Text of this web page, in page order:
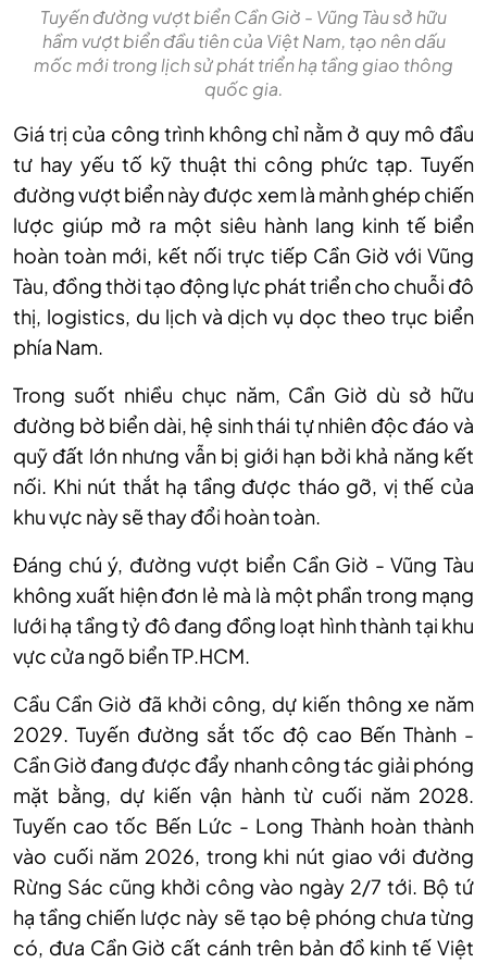
Tuyến đường vượt biển Cần Giờ - Vũng Tàu sở hữu
hầm vượt biển đầu tiên của Việt Nam, tạo nên dấu
mốc mới trong lịch sử phát triển hạ tầng giao thông
quốc gia.
Giá trị của công trình không chỉ nằm ở quy mô đầu
tư hay yếu tố kỹ thuật thi công phức tạp. Tuyến
đường vượt biển này được xem là mảnh ghép chiến
lược giúp mở ra một siêu hành lang kinh tế biển
hoàn toàn mới, kết nối trực tiếp Cần Giờ với Vũng
Tàu, đồng thời tạo động lực phát triển cho chuỗi đô
thị, logistics, du lịch và dịch vụ dọc theo trục biển
phía Nam.
Trong suốt nhiều chục năm, Cần Giờ dù sở hữu
đường bờ biển dài, hệ sinh thái tự nhiên độc đáo và
quỹ đất lớn nhưng vẫn bị giới hạn bởi khả năng kết
nối. Khi nút thắt hạ tầng được tháo gỡ, vị thế của
khu vực này sẽ thay đổi hoàn toàn.
Đáng chú ý, đường vượt biển Cần Giờ - Vũng Tàu
không xuất hiện đơn lẻ mà là một phần trong mạng
lưới hạ tầng tỷ đô đang đồng loạt hình thành tại khu
vực cửa ngõ biển TP.HCM.
Cầu Cần Giờ đã khởi công, dự kiến thông xe năm
2029. Tuyến đường sắt tốc độ cao Bến Thành -
Cần Giờ đang được đẩy nhanh công tác giải phóng
mặt bằng, dự kiến vận hành từ cuối năm 2028.
Tuyến cao tốc Bến Lức - Long Thành hoàn thành
vào cuối năm 2026, trong khi nút giao với đường
Rừng Sác cũng khởi công vào ngày 2/7 tới. Bộ tứ
hạ tầng chiến lược này sẽ tạo bệ phóng chưa từng
có, đưa Cần Giờ cất cánh trên bản đồ kinh tế Việt